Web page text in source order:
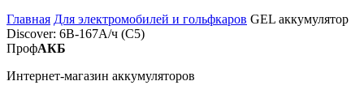
Главная Для электромобилей и гольфкаров GEL аккумулятор
Discover: 6В-167А/ч (С5)
ПрофАКБ
Интернет-магазин аккумуляторов